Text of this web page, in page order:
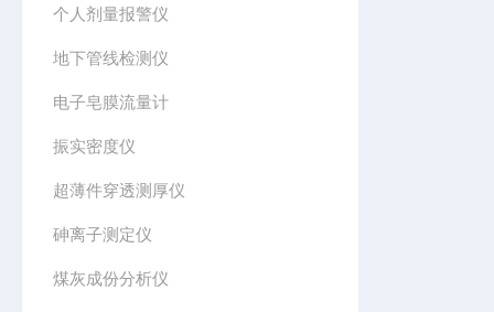
个人剂量报警仪
地下管线检测仪
电子皂膜流量计
振实密度仪
超薄件穿透测厚仪
砷离子测定仪
煤灰成份分析仪